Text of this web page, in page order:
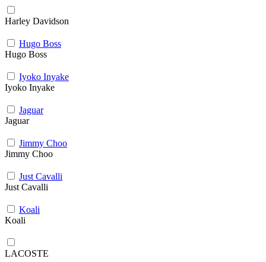
Harley Davidson
Hugo Boss
Hugo Boss
Iyoko Inyake
Iyoko Inyake
Jaguar
Jaguar
Jimmy Choo
Jimmy Choo
Just Cavalli
Just Cavalli
Koali
Koali
LACOSTE